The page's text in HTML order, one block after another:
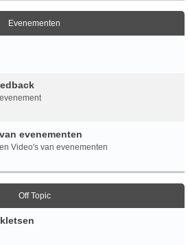
Evenementen
evenementen
Video's van evenementen
Off Topic